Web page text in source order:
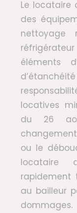
Le locataire
des
nettoyage
éléments
locatives
du 26
ou le
locataire
rapidement
au bailleur
dommages.